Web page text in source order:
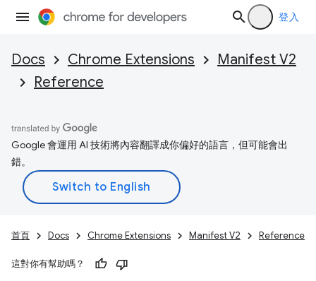
登入
Docs Chrome Extensions
Manifest V2
Reference
Google 會運用 AI 技術將內容翻譯成你偏好的語言，但可能會出
錯。
首頁 Docs Chrome Extensions Manifest V2 Reference
這對你有幫助嗎？